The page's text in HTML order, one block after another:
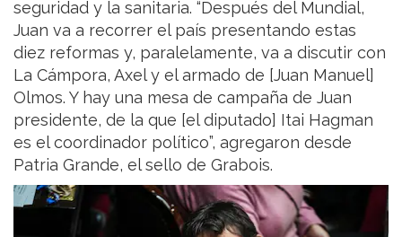
seguridad y la sanitaria. “Después del Mundial,
Juan va a recorrer el país presentando estas
diez reformas y, paralelamente, va a discutir con
La Cámpora, Axel y el armado de [Juan Manuel]
Olmos. Y hay una mesa de campaña de Juan
presidente, de la que [el diputado] Itai Hagman
es el coordinador político”, agregaron desde
Patria Grande, el sello de Grabois.